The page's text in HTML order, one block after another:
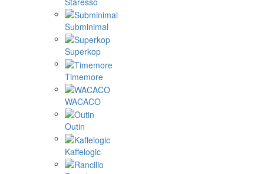
Subminimal
Superkop
Timemore
WACACO
Outin
Kaffelogic